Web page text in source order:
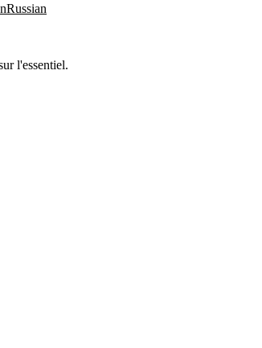
Russian
l'essentiel.